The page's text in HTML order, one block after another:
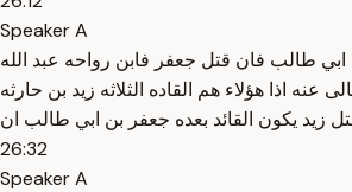
Speaker A
طالب فان قتل جعفر فابن رواحه عبد الله
عنه اذا هؤلاء هم القاده الثلاثه زيد بن حارثه
زيد يكون القائد بعده جعفر بن ابي طالب ان
26:32
Speaker A